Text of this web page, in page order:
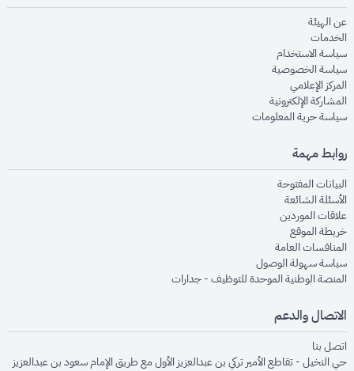
عن الهيئةopens in new window
الخدماتopens in new window
سياسة الاستخدام
سياسة الخصوصيةopens in new window
المركز الإعلاميopens in new window
المشاركة الإلكترونيةopens in new window
سياسة حرية المعلوماتopens in new window
روابط مهمة
البيانات المفتوحةopens in new window
الأسئلة الشائعةopens in new window
علاقات الموردينopens in new window
خريطة الموقعopens in new window
المنافسات العامةopens in new window
سياسة سهولة الوصولopens in new window
المنصة الوطنية الموحدة للتوظيف - جداراتopens in new window
الاتصال والدعم
اتصل بنا
حي النخيل - تقاطع الأمير تركي بن عبدالعزيز الأول مع طريق الإمام سعود بن عبدالعزيز